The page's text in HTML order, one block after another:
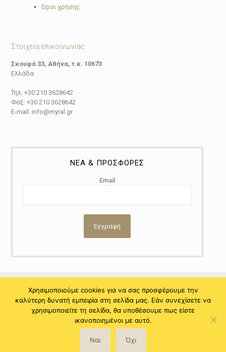
• Όροι χρήσης
Στοιχεία επικοινωνίας
Σκουφά 33, Αθήνα, τ.κ. 10673
Ελλάδα
Τηλ: +30 210 3628642
Φαξ: +30 210 3628642
E-mail: info@myral.gr
ΝΕΑ & ΠΡΟΣΦΟΡΕΣ
Email
© 2021 Copyright by Myral - Powered by NiTo Systematic S.A. All
rights reserved.
Χρησιμοποιούμε cookies για να σας προσφέρουμε την
καλύτερη δυνατή εμπειρία στη σελίδα μας. Εάν συνεχίσετε να
χρησιμοποιείτε τη σελίδα, θα υποθέσουμε πως είστε
ικανοποιημένοι με αυτό.
Ναι Όχι